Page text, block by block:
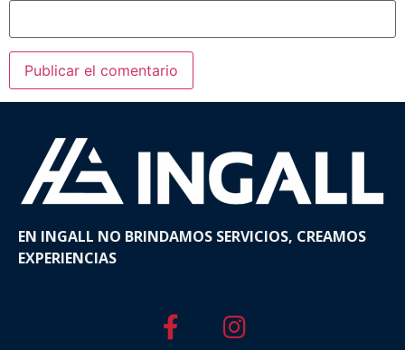
EN INGALL NO BRINDAMOS SERVICIOS, CREAMOS
EXPERIENCIAS